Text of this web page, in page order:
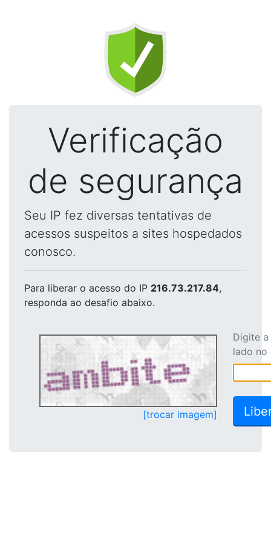
Verificação
de segurança
Seu IP fez diversas tentativas de
acessos suspeitos a sites hospedados
conosco.
Para liberar o acesso do IP 216.73.217.84,
responda ao desafio abaixo.
[trocar imagem]
Digite
lado no